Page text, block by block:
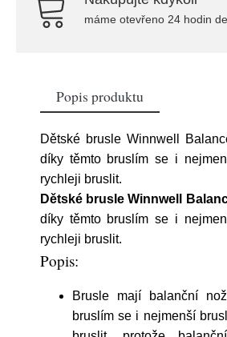
máme otevřeno 24 hodin
Popis produktu
Dětské brusle Winnwell
díky těmto bruslím se i
rychleji bruslit.
Dětské brusle Winnwell
díky těmto bruslím se i
rychleji bruslit.
Popis:
Brusle mají balanční
bruslím se i nejmenší